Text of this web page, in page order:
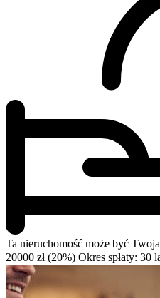
Ta nieruchomość może być
20000 zł (20%) Okres spłaty: 30